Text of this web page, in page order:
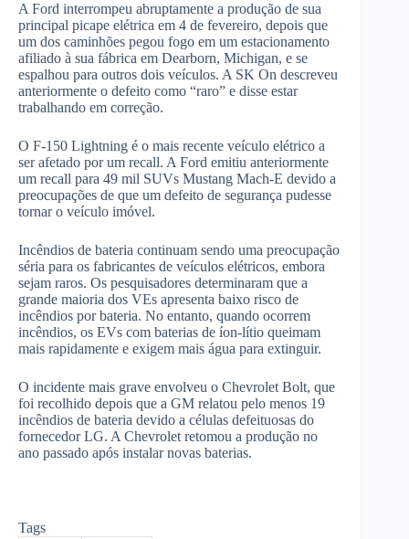
A Ford interrompeu abruptamente a produção de sua
principal picape elétrica em 4 de fevereiro, depois que
um dos caminhões pegou fogo em um estacionamento
afiliado à sua fábrica em Dearborn, Michigan, e se
espalhou para outros dois veículos. A SK On descreveu
anteriormente o defeito como “raro” e disse estar
trabalhando em correção.
O F-150 Lightning é o mais recente veículo elétrico a
ser afetado por um recall. A Ford emitiu anteriormente
um recall para 49 mil SUVs Mustang Mach-E devido a
preocupações de que um defeito de segurança pudesse
tornar o veículo imóvel.
Incêndios de bateria continuam sendo uma preocupação
séria para os fabricantes de veículos elétricos, embora
sejam raros. Os pesquisadores determinaram que a
grande maioria dos VEs apresenta baixo risco de
incêndios por bateria. No entanto, quando ocorrem
incêndios, os EVs com baterias de íon-lítio queimam
mais rapidamente e exigem mais água para extinguir.
O incidente mais grave envolveu o Chevrolet Bolt, que
foi recolhido depois que a GM relatou pelo menos 19
incêndios de bateria devido a células defeituosas do
fornecedor LG. A Chevrolet retomou a produção no
ano passado após instalar novas baterias.
Tags